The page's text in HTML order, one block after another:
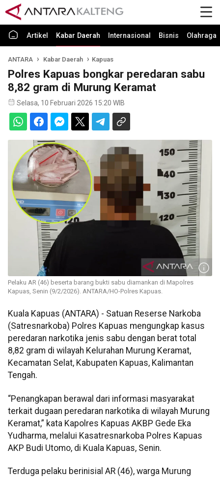
Artikel Kabar Daerah Internasional Bisnis Olahraga
ANTARA Kabar Daerah Kapuas
Polres Kapuas bongkar peredaran sabu
8,82 gram di Murung Keramat
Selasa, 10 Februari 2026 15:20 WIB
Pelaku AR (46) beserta barang bukti sabu diamankan di Mapolres
Kapuas, Senin (9/2/2026). ANTARA/HO-Polres Kapuas.
Kuala Kapuas (ANTARA) - Satuan Reserse Narkoba
(Satresnarkoba) Polres Kapuas mengungkap kasus
peredaran narkotika jenis sabu dengan berat total
8,82 gram di wilayah Kelurahan Murung Keramat,
Kecamatan Selat, Kabupaten Kapuas, Kalimantan
Tengah.
“Penangkapan berawal dari informasi masyarakat
terkait dugaan peredaran narkotika di wilayah Murung
Keramat,” kata Kapolres Kapuas AKBP Gede Eka
Yudharma, melalui Kasatresnarkoba Polres Kapuas
AKP Budi Utomo, di Kuala Kapuas, Senin.
Terduga pelaku berinisial AR (46), warga Murung